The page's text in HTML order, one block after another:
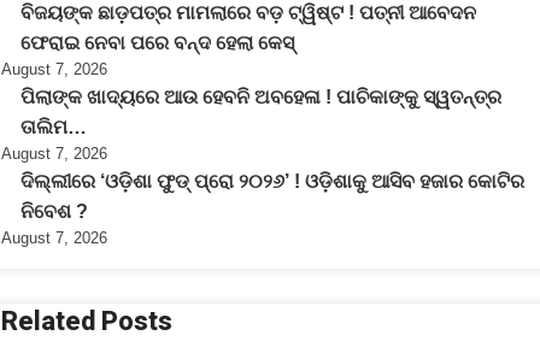
ବିଜୟଙ୍କ ଛାଡ଼ପତ୍ର ମାମଲାରେ ବଡ଼ ଟ୍ୱିଷ୍ଟ ! ପତ୍ନୀ ଆବେଦନ
ଫେରାଇ ନେବା ପରେ ବନ୍ଦ ହେଲା କେସ୍
August 7, 2026
ପିଲାଙ୍କ ଖାଦ୍ୟରେ ଆଉ ହେବନି ଅବହେଳା ! ପାଚିକାଙ୍କୁ ସ୍ୱତନ୍ତ୍ର
ତାଲିମ…
August 7, 2026
ଦିଲ୍ଲୀରେ ‘ଓଡ଼ିଶା ଫୁଡ୍ ପ୍ରୋ ୨୦୨୬’ ! ଓଡ଼ିଶାକୁ ଆସିବ ହଜାର କୋଟିର
ନିବେଶ ?
August 7, 2026
Related Posts